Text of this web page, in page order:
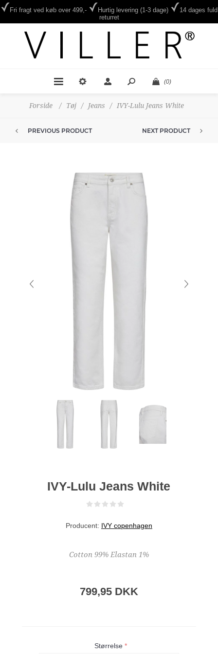
Fri fragt ved køb over 499,- Hurtig levering (1-3 dage)
14 dages fuld
returret
(0)
Forside / Tøj / Jeans / IVY-Lulu Jeans White
PREVIOUS PRODUCT NEXT PRODUCT
IVY-Lulu Jeans White
Producent: IVY copenhagen
Cotton 99% Elastan 1%
799,95 DKK
Størrelse*